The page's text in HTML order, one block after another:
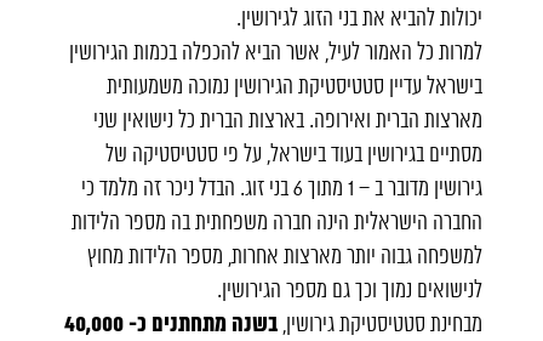
יכולות להביא את בני הזוג לגירושין.
למרות כל האמור לעיל, אשר הביא להכפלה בכמות הגירושין
בישראל עדיין סטטיסטיקת הגירושין נמוכה משמעותית
מארצות הברית ואירופה. בארצות הברית כל נישואין שני
מסתיים בגירושין בעוד בישראל, על פי סטטיסטיקה של
גירושין מדובר ב – 1 מתוך 6 בני זוג. הבדל ניכר זה מלמד כי
החברה הישראלית הינה חברה משפחתית בה מספר הלידות
למשפחה גבוה יותר מארצות אחרות, מספר הלידות מחוץ
לנישואים נמוך וכך גם מספר הגירושין.
מבחינת סטטיסטיקת גירושין,
בשנה מתחתנים כ- 40,000